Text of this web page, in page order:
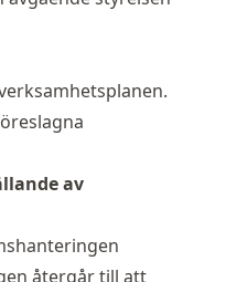
av
återgår till att